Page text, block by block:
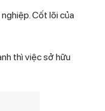
Cốt lõi của
thì việc sở hữu